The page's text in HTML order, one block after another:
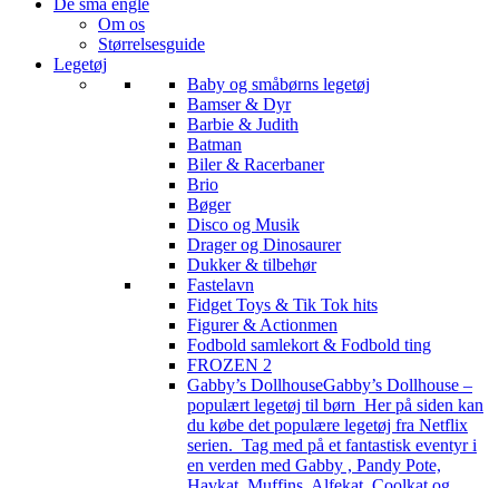
Om os
Størrelsesguide
Legetøj
Baby og småbørns legetøj
Bamser & Dyr
Barbie & Judith
Batman
Biler & Racerbaner
Brio
Bøger
Disco og Musik
Drager og Dinosaurer
Dukker & tilbehør
Fastelavn
Fidget Toys & Tik Tok hits
Figurer & Actionmen
Fodbold samlekort & Fodbold ting
FROZEN 2
Gabby’s DollhouseGabby’s Dollhouse –
populært legetøj til børn Her på siden kan
du købe det populære legetøj fra Netflix
serien. Tag med på et fantastisk eventyr i
en verden med Gabby , Pandy Pote,